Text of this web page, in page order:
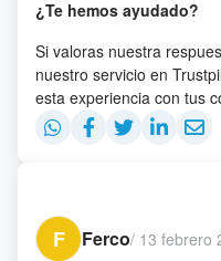
¿Te hemos ayudado?
Si valoras nuestra
nuestro servicio en
esta experiencia con tus
F
Ferco/ 13 febrero